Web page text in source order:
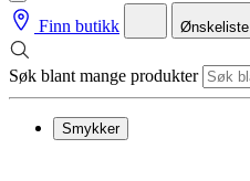
Finn butikk Ønskeliste
Søk blant mange produkter
Smykker